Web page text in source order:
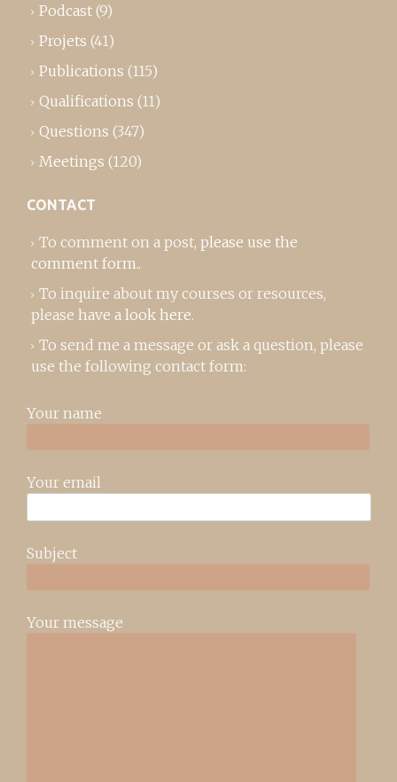
Podcast (9)
Projets (41)
Publications (115)
Qualifications (11)
Questions (347)
Meetings (120)
CONTACT
To comment on a post, please use the
comment form..
To inquire about my courses or resources,
please have a look here.
To send me a message or ask a question, please
use the following contact form:
Your name
Your email
Subject
Your message